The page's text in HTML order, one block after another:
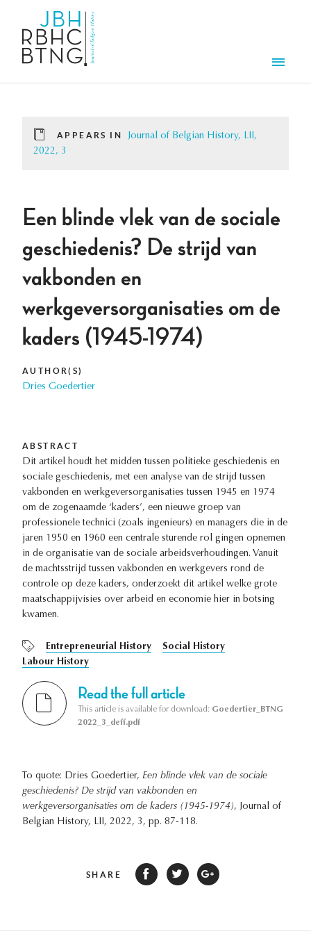
APPEARS IN
Journal of Belgian History, LII,
2022, 3
Een blinde vlek van de sociale
geschiedenis? De strijd van
vakbonden en
werkgeversorganisaties om de
kaders (1945-1974)
AUTHOR(S)
Dries Goedertier
ABSTRACT
Dit artikel houdt het midden tussen politieke geschiedenis en
sociale geschiedenis, met een analyse van de strijd tussen
vakbonden en werkgeversorganisaties tussen 1945 en 1974
om de zogenaamde ‘kaders’, een nieuwe groep van
professionele technici (zoals ingenieurs) en managers die in de
jaren 1950 en 1960 een centrale sturende rol gingen opnemen
in de organisatie van de sociale arbeidsverhoudingen. Vanuit
de machtsstrijd tussen vakbonden en werkgevers rond de
controle op deze kaders, onderzoekt dit artikel welke grote
maatschappijvisies over arbeid en economie hier in botsing
kwamen.
Entrepreneurial History
Social History
Labour History
Read the full article
This article is available for download: Goedertier_BTNG
2022_3_deff.pdf
To quote: Dries Goedertier, Een blinde vlek van de sociale
geschiedenis? De strijd van vakbonden en
werkgeversorganisaties om de kaders (1945-1974), Journal of
Belgian History, LII, 2022, 3, pp. 87-118.
SHARE